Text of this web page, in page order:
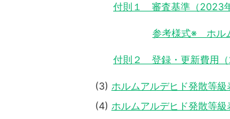
付則１ 審査基準（2023
参考様式※ ホル
付則２ 登録・更新費用（
ホルムアルデヒド発散等級
ホルムアルデヒド発散等級